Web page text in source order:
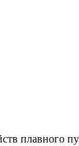
плавного